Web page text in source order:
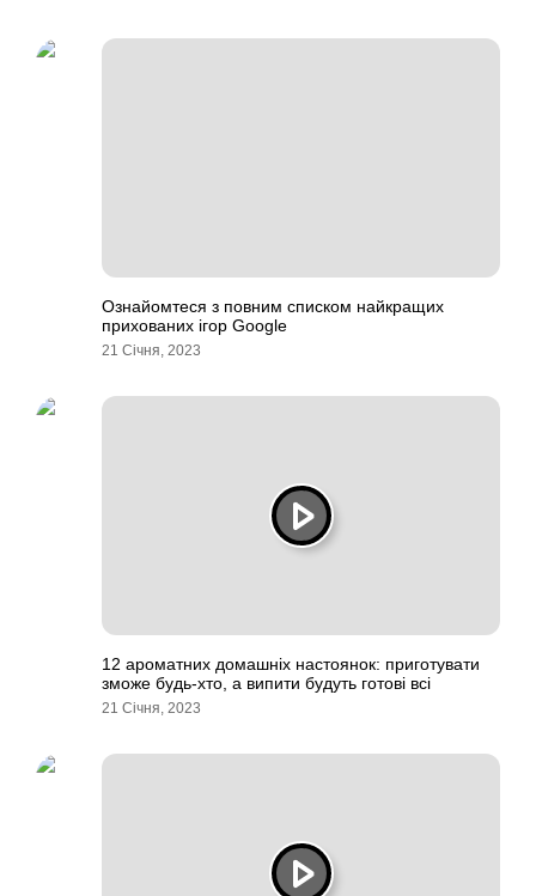
Ознайомтеся з повним списком найкращих
прихованих ігор Google
21 Січня, 2023
12 ароматних домашніх настоянок: приготувати
зможе будь-хто, а випити будуть готові всі
21 Січня, 2023